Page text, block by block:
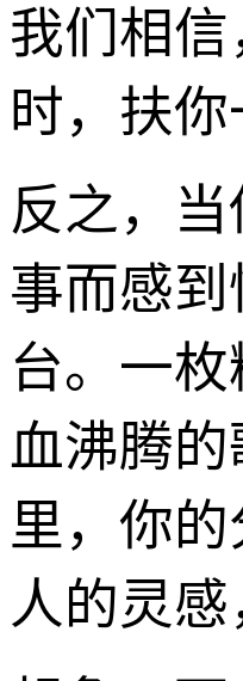
我们相
时，扶
反之，
事而感
台。一
血沸腾
里，你
人的灵